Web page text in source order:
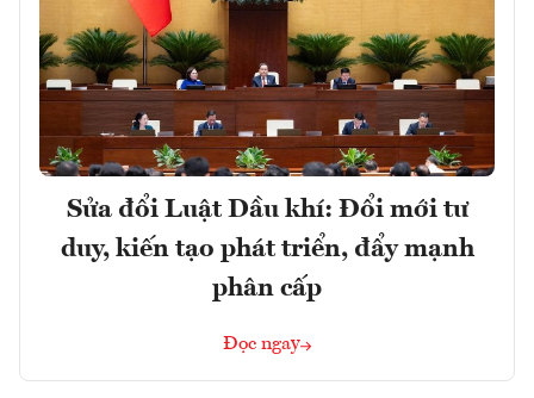
Sửa đổi Luật Dầu khí: Đổi mới tư
duy, kiến tạo phát triển, đẩy mạnh
phân cấp
Đọc ngay